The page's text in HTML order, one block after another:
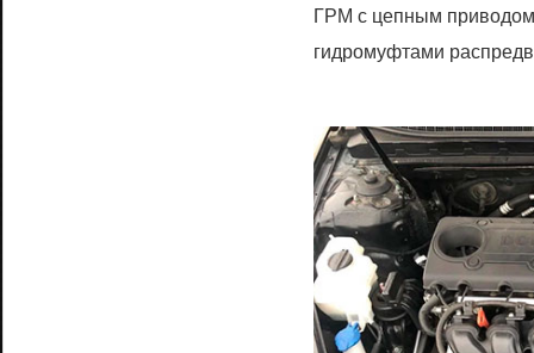
ГРМ с цепным
гидромуфтами